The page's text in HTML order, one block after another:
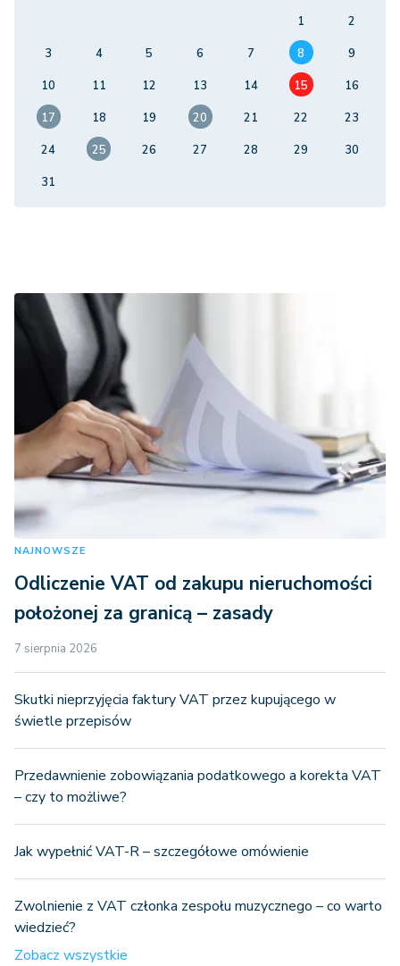
1
2
3
4 5 6 7 8
9
10
11 12 13 14 15
16
17
18 19 20 21 22
23
24
25 26 27 28 29
30
31
NAJNOWSZE
Odliczenie VAT od zakupu nieruchomości
położonej za granicą – zasady
7 sierpnia 2026
Skutki nieprzyjęcia faktury VAT przez kupującego w
świetle przepisów
Przedawnienie zobowiązania podatkowego a korekta VAT
– czy to możliwe?
Jak wypełnić VAT-R – szczegółowe omówienie
Zwolnienie z VAT członka zespołu muzycznego – co warto
wiedzieć?
Zobacz wszystkie